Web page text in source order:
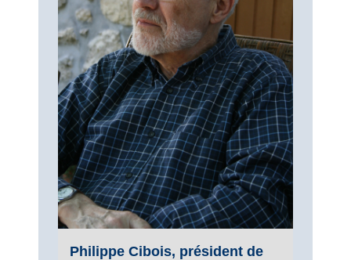
Philippe Cibois, président de